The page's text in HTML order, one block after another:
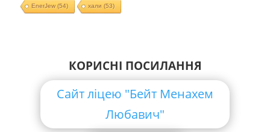
EnerJew(54) хали (53)
КОРИСНІ ПОСИЛАННЯ
Сайт ліцею "Бейт Менахем
Любавич"